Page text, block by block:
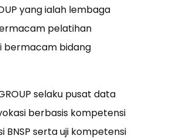
yang ialah lembaga
pelatihan
bermacam bidang
selaku pusat data
berbasis kompetensi
BNSP serta uji kompetensi